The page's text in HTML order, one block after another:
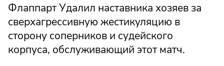
Флаппарт Удалил наставника хозяев за
сверхагрессивную жестикуляцию в
сторону соперников и судейского
корпуса, обслуживающий этот матч.